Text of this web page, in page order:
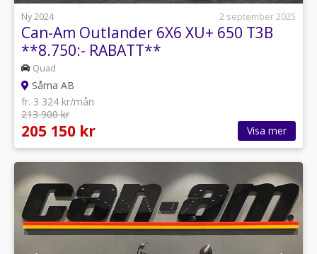
Ny 2024 2 september 2025
Can-Am Outlander 6X6 XU+ 650 T3B
**8.750:- RABATT**
Quad
Såma AB
fr. 3 324 kr/mån
213 900 kr
205 150 kr Visa mer